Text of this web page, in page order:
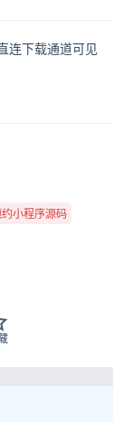
连下载通道可见
小程序源码